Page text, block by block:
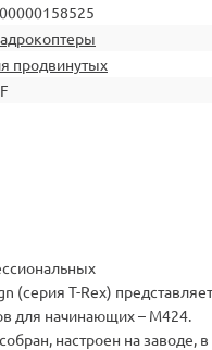
продвинутых
(серия T-Rex) представляет
для начинающих – M424.
настроен на заводе, в